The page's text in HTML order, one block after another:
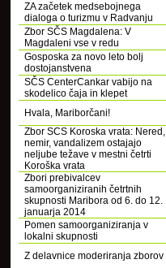
ZA začetek medsebojnega
dialoga o turizmu v Radvanju
Zbor SČS Magdalena: V
Magdaleni vse v redu
Gosposka za novo leto bolj
dostojanstvena
SČS CenterCankar vabijo na
skodelico čaja in klepet
Hvala, Mariborčani!
Zbor SCS Koroska vrata: Nered,
nemir, vandalizem ostajajo
neljube težave v mestni četrti
Koroška vrata
Zbori prebivalcev
samoorganiziranih četrtnih
skupnosti Maribora od 6. do 12.
januarja 2014
Pomen samoorganiziranja v
lokalni skupnosti
Z delavnice moderiranja zborov